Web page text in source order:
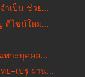
ำเป็น ช่วย...
ดีไซน์ใหม...
พาะบุคคล...
ย–เปรู ผ่าน...